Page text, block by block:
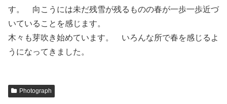
す。 向こうには未だ残雪が残るものの春が一歩一歩近づ
いていることを感じます。
木々も芽吹き始めています。 いろんな所で春を感じるよ
うになってきました。
Photograph